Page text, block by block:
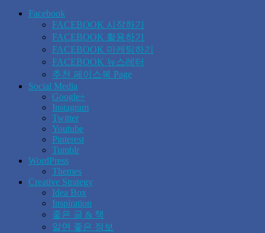
Facebook
FACEBOOK 시작하기
FACEBOOK 활용하기
FACEBOOK 마케팅하기
FACEBOOK 뉴스레터
추천 페이스북 Page
Social Media
Google+
Instagram
Twitter
Youtube
Pinterest
Tumblr
WordPress
Themes
Creative Strategy
Idea Box
Inspiration
좋은 글 & 책
알면 좋은 정보